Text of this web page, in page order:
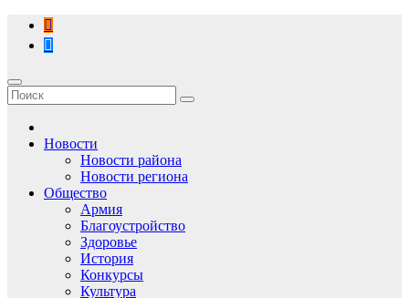
Перейти
содержимому
Новости
Новости района
Новости региона
Общество
Армия
Благоустройство
Здоровье
История
Конкурсы
Культура